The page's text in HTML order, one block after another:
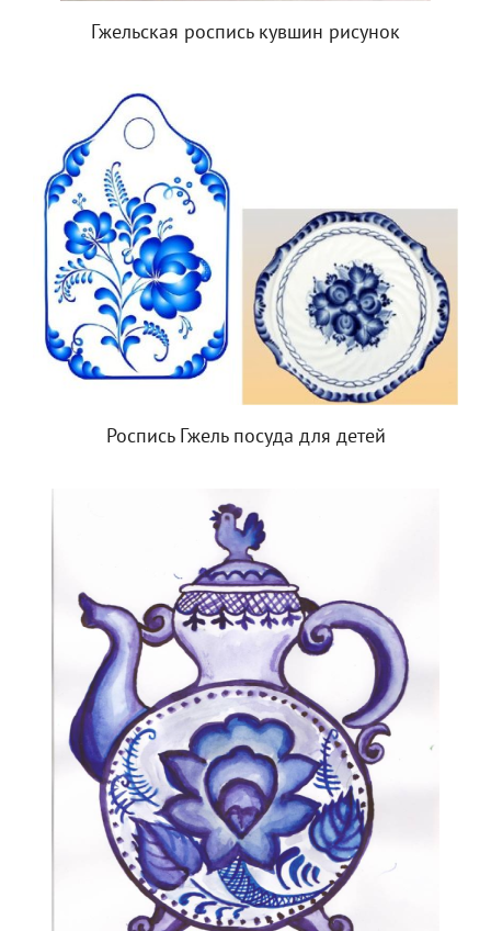
Гжельская роспись кувшин рисунок
Роспись Гжель посуда для детей